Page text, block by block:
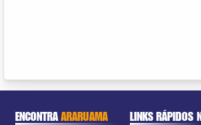
ENCONTRAARARUAMA LINKS RÁPIDOS